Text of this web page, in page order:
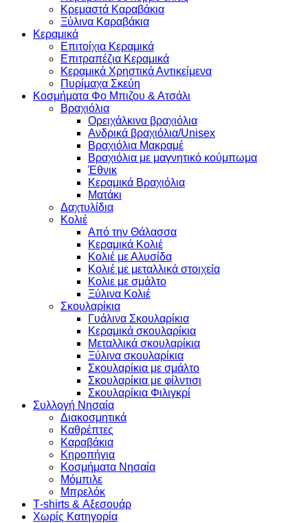
Κρεμαστά Καραβάκια
Ξύλινα Καραβάκια
Κεραμικά
Επιτοίχια Κεραμικά
Επιτραπέζια Κεραμικά
Κεραμικά Χρηστικά Αντικείμενα
Πυρίμαχα Σκεύη
Κοσμήματα Φο Μπιζου & Ατσάλι
Βραχιόλια
Oρειχάλκινα βραχιόλια
Ανδρικά βραχιόλια/Unisex
Βραχιόλια Μακραμέ
Βραχιόλια με μαγνητικό κούμπωμα
Έθνικ
Κεραμικά Βραχιόλια
Ματάκι
Δαχτυλίδια
Κολιέ
Από την Θάλασσα
Κεραμικά Κολιέ
Κολιέ με Αλυσίδα
Κολιέ με μεταλλικά στοιχεία
Κολιε με σμάλτο
Ξύλινα Κολιέ
Σκουλαρίκια
Γυάλινα Σκουλαρίκια
Κεραμικά σκουλαρίκια
Μεταλλικά σκουλαρίκια
Ξύλινα σκουλαρίκια
Σκουλαρίκια με σμάλτο
Σκουλαρίκια με φίλντισι
Σκουλαρίκια Φιλιγκρί
Συλλογή Νησαία
Διακοσμητικά
Καθρέπτες
Καραβάκια
Κηροπήγια
Κοσμήματα Νησαία
Μόμπιλε
Μπρελόκ
Τ-shirts & Αξεσουάρ
Χωρίς Κατηγορία